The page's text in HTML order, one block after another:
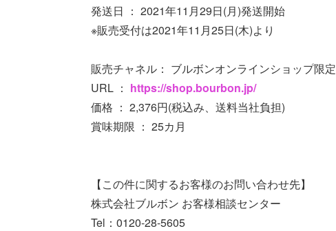
発送日 ： 2021年11月29日(月)発送開始
※販売受付は2021年11月25日(木)より
販売チャネル： ブルボンオンラインショップ限定
URL ： https://shop.bourbon.jp/
価格 ： 2,376円(税込み、送料当社負担)
賞味期限 ： 25カ月
【この件に関するお客様のお問い合わせ先】
株式会社ブルボン お客様相談センター
Tel：0120-28-5605